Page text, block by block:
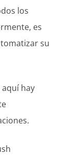
los
es
su
hay